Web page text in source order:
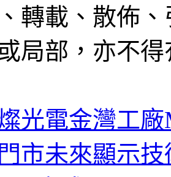
轉載、散佈
局部，亦不
光電金灣工
市未來顯示